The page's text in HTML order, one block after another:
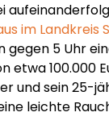
im Landkreis
gegen 5 Uhr
etwa 100.000
und sein 25-
leichte